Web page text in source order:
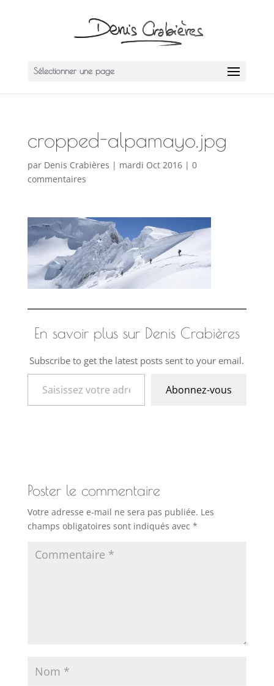
Sélectionner une page
cropped-alpamayo.jpg
par Denis Crabières | mardi Oct 2016| 0
commentaires
En savoir plus sur Denis Crabières
Subscribe to get the latest posts sent to your email.
Saisissez votre adresse e-mail…
Abonnez-vous
Poster le commentaire
Votre adresse e-mail ne sera pas publiée. Les
champs obligatoires sont indiqués avec *